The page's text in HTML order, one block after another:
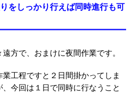
をしっかり行えば同時進行も可
方で、おまけに夜間作業です。
工程ですと２日間掛かってしま
今回は１日で同時に行なうこと